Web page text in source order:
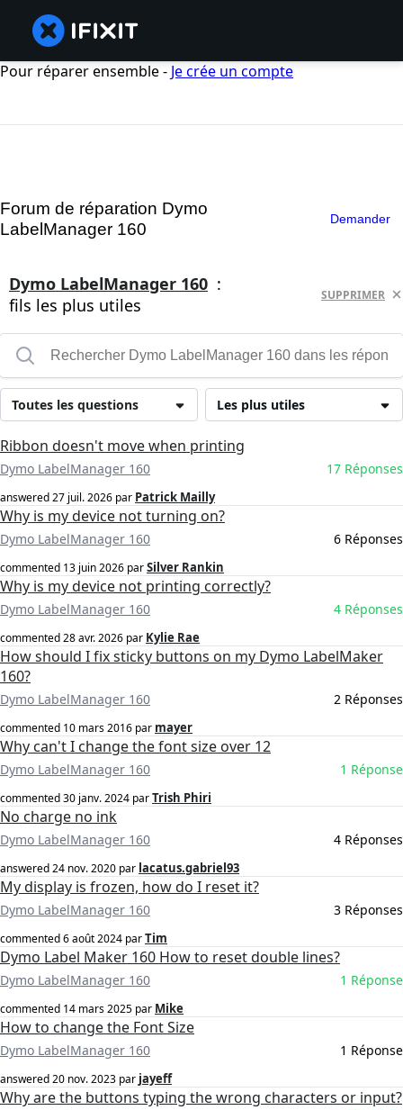
Pour réparer ensemble - Je crée un compte
Forum de réparation Dymo
LabelManager 160
Demander
Dymo LabelManager 160 :
fils les plus utiles
SUPPRIMER
Les plus utiles
Toutes les questions
Ribbon doesn't move when printing
Dymo LabelManager 160 17 Réponses
answered27 juil. 2026 par Patrick Mailly
Why is my device not turning on?
Dymo LabelManager 160 6 Réponses
commented 13 juin 2026 parSilver Rankin
Why is my device not printing correctly?
Dymo LabelManager 160 4 Réponses
commented28 avr. 2026 par Kylie Rae
How should I fix sticky buttons on my Dymo LabelMaker
160?
Dymo LabelManager 160 2 Réponses
commented 10 mars 2016 par mayer
Why can't I change the font size over 12
Dymo LabelManager 160 1 Réponse
commented30 janv. 2024 parTrish Phiri
No charge no ink
Dymo LabelManager 160 4 Réponses
answered24 nov. 2020 par lacatus.gabriel93
My display is frozen, how do I reset it?
Dymo LabelManager 160 3 Réponses
commented6 août 2024 parTim
Dymo Label Maker 160 How to reset double lines?
Dymo LabelManager 160 1 Réponse
commented 14 mars 2025 par Mike
How to change the Font Size
Dymo LabelManager 160 1 Réponse
answered20 nov. 2023 par jayeff
Why are the buttons typing the wrong characters or input?